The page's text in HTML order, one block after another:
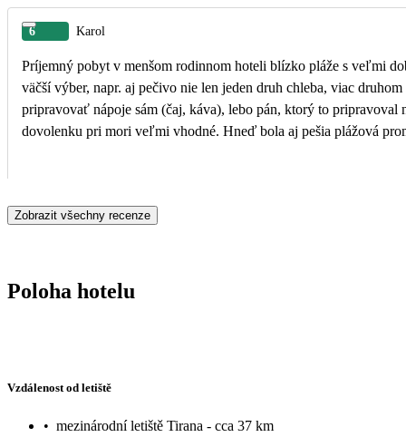
6 Karol
Príjemný pobyt v menšom rodinnom hoteli blízko pláže s veľmi
väčší výber, napr. aj pečivo nie len jeden druh chleba, viac
pripravovať nápoje sám (čaj, káva), lebo pán, ktorý to pripravoval
dovolenku pri mori veľmi vhodné.
Zobrazit všechny recenze
Poloha hotelu
Vzdálenost od letiště
• mezinárodní letiště Tirana - cca 37 km